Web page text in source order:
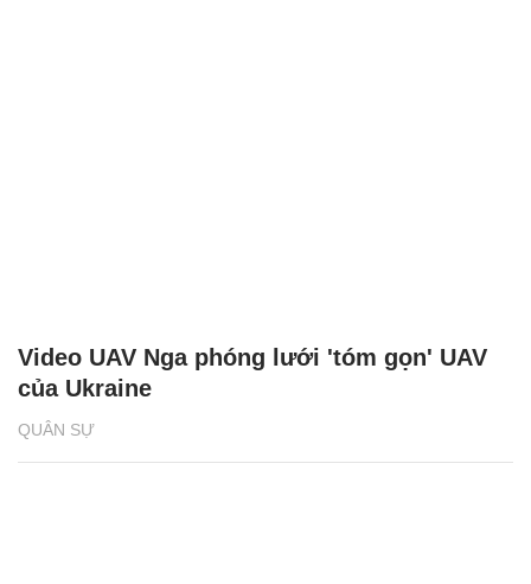
QUÂN SỰ
Video UAV Nga phóng lưới 'tóm gọn' UAV
của Ukraine